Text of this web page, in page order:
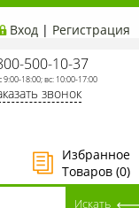
Вход | Регистрация
500-10-37
9:00-18:00; вс: 10:00-17:00
звонок
Избранное
Товаров (0)